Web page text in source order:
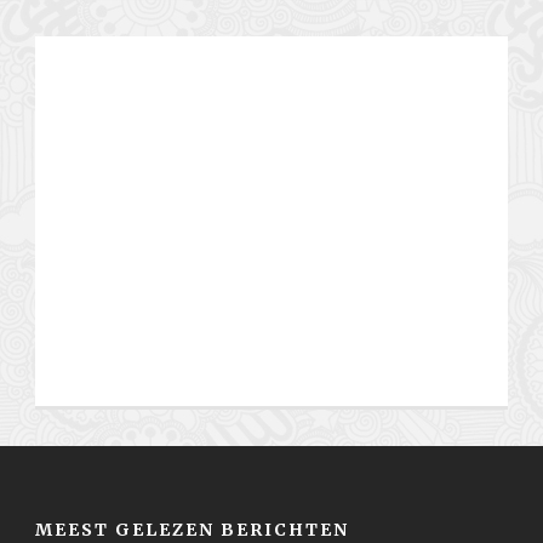
MEEST GELEZEN BERICHTEN